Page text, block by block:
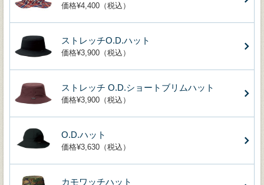
価格¥4,400（税込）
ストレッチO.D.ハット
価格¥3,900（税込）
ストレッチ O.D.ショートブリムハット
価格¥3,900（税込）
O.D.ハット
価格¥3,630（税込）
カモワッチハット